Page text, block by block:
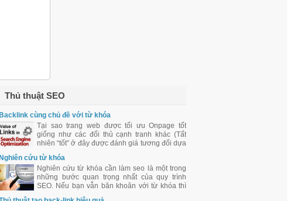
Thủ thuật SEO
Backlink cùng chủ đề với từ khóa
Tại sao trang web được tối ưu Onpage tốt
giống như các đối thủ cạnh tranh khác (Tất
nhiên “tốt” ở đây được đánh giá tương đối dựa
trên những yếu tố mà Google đưa ra cho
chúng ta tham khảo) mà vẫn xếp hạng sau họ
trên SERPs ?”
Nghiên cứu từ khóa
Nghiên cứu từ khóa cần làm seo là một trong
những bước quan trọng nhất của quy trình
SEO. Nếu bạn vẫn băn khoăn với từ khóa thì
vui lòng xem định nghĩa từ khóa là gì của